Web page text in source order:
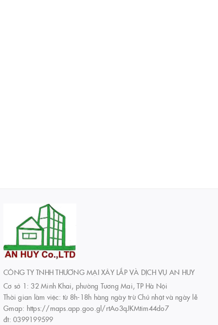
CÔNG TY TNHH THƯƠNG MẠI XÂY LẮP VÀ DỊCH VỤ AN HUY
Cơ sở 1: 32 Minh Khai, phường Tương Mai, TP Hà Nội
Thời gian làm việc: từ 8h-18h hàng ngày trừ Chủ nhật và ngày lễ
Gmap: https://maps.app.goo.gl/rtAo3qJKMtim44do7
đt: 0399199599